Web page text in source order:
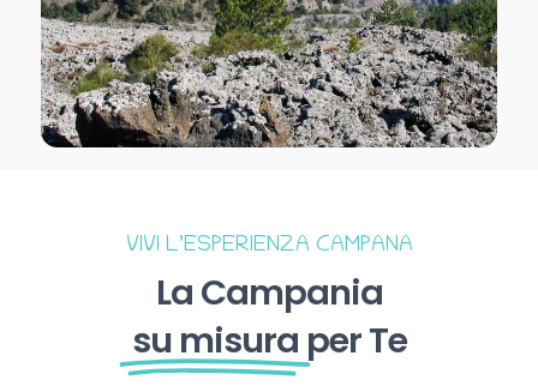
VIVI L’ESPERIENZA CAMPANA
La Campania
su misura per Te